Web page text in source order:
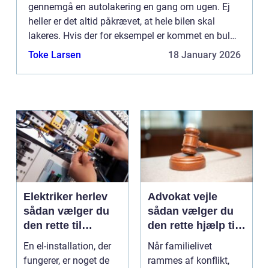
gennemgå en autolakering en gang om ugen. Ej
heller er det altid påkrævet, at hele bilen skal
lakeres. Hvis der for eksempel er kommet en bule i
din ene sided&os...
Toke Larsen 18 January 2026
Elektriker herlev
sådan vælger du
den rette til
opgaven
En el-installation, der
fungerer, er noget de
Advokat vejle
sådan vælger du
den rette hjælp til
familien
Når familielivet
rammes af konflikt,